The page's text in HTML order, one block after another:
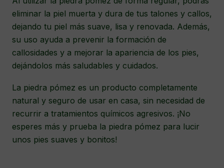
eliminar la piel muerta y dura de tus talones y callos,
dejando tu piel más suave, lisa y renovada. Además,
su uso ayuda a prevenir la formación de
callosidades y a mejorar la apariencia de los pies,
dejándolos más saludables y cuidados.
La piedra pómez es un producto completamente
natural y seguro de usar en casa, sin necesidad de
recurrir a tratamientos químicos agresivos. ¡No
esperes más y prueba la piedra pómez para lucir
unos pies suaves y bonitos!